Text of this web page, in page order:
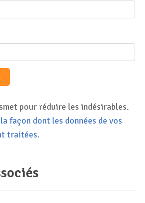
pour réduire les indésirables.
façon dont les données de vos
traitées.